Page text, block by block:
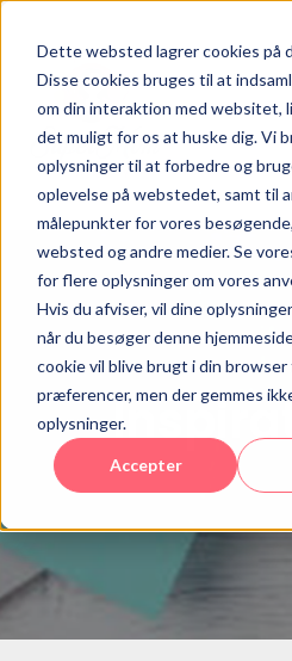
Dette websted lagrer cookies på
Disse cookies bruges til at
om din interaktion med websitet,
det muligt for os at huske dig. Vi
oplysninger til at forbedre og
oplevelse på webstedet, samt til
målepunkter for vores
websted og andre medier. Se
for flere oplysninger om vores
Hvis du afviser, vil dine
når du besøger denne
cookie vil blive brugt i din
præferencer, men der gemmes
oplysninger.
Accepter